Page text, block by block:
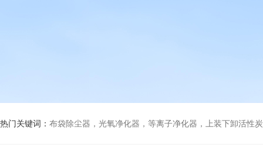
热门关键词： 布袋除尘器，光氧净化器，等离子净化器，上装下卸活性炭吸附箱，打磨除尘